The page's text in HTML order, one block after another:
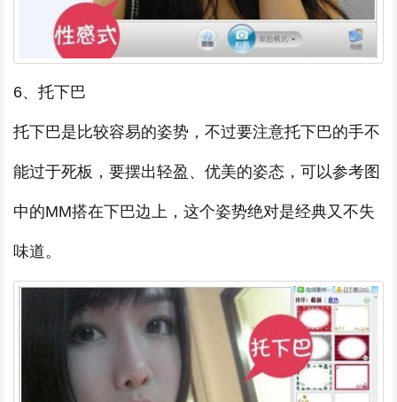
6、托下巴
托下巴是比较容易的姿势，不过要注意托下巴的手不
能过于死板，要摆出轻盈、优美的姿态，可以参考图
中的MM搭在下巴边上，这个姿势绝对是经典又不失
味道。